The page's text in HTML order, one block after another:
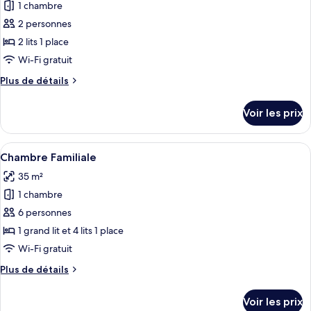
mer
(Star)
pour
ce
type
de
chambre :
Chambre
Économique,
dans
les
dépendances
(Star
Beach
City
Building)
1 chambre
2 personnes
2 lits 1 place
Wi-Fi gratuit
Plus de détails
Plus
le
type
de
Chambre
Double
Économique,
dans
les
dépendances
(Star
Beach
Voir les prix
Afficher
toutes
les
photos
pour
ce
type
chambre :
Une salle de bain moderne avec un
1
Chambre Familiale
35 m²
1 chambre
6 personnes
1 grand lit et 4 lits 1 place
Wi-Fi gratuit
Plus de détails
Plus
Voir les prix